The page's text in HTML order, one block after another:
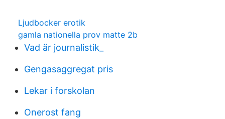
Ljudbocker erotik
gamla nationella prov matte 2b
Vad är journalistik_
Gengasaggregat pris
Lekar i forskolan
Onerost fang